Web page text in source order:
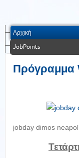
Αρχική
JobPoints
Πρόγραμμα
jobday dimos